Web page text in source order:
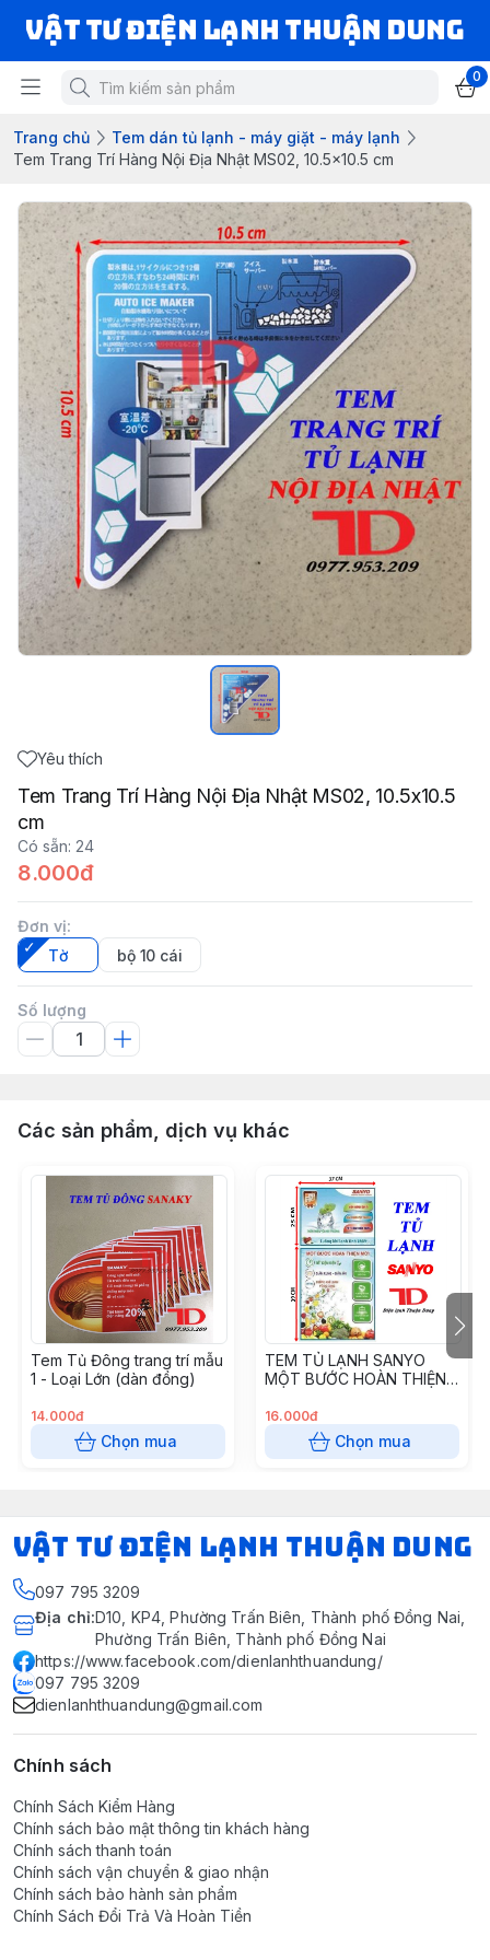
VẬT TƯ ĐIỆN LẠNH THUẬN DUNG
0
Trang chủ
Tem dán tủ lạnh - máy giặt - máy lạnh
Tem Trang Trí Hàng Nội Địa Nhật MS02, 10.5x10.5 cm
Yêu thích
Tem Trang Trí Hàng Nội Địa Nhật MS02, 10.5x10.5
cm
Có sẵn: 24
8.000đ
Đơn vị:
Tờ
bộ 10 cái
Số lượng
Các sản phẩm, dịch vụ khác
Tem Tủ Đông trang trí mẫu
1 - Loại Lớn (dàn đồng)
14.000đ
Chọn mua
TEM TỦ LẠNH SANYO
MỘT BƯỚC HOÀN THIỆN
16.000đ
Chọn mua
VẬT TƯ ĐIỆN LẠNH THUẬN DUNG
097 795 3209
Địa chỉ:D10, KP4, Phường Trấn Biên, Thành phố Đồng Nai,
Phường Trấn Biên, Thành phố Đồng Nai
https://www.facebook.com/dienlanhthuandung/
097 795 3209
dienlanhthuandung@gmail.com
Chính sách
Chính Sách Kiểm Hàng
Chính sách bảo mật thông tin khách hàng
Chính sách thanh toán
Chính sách vận chuyển & giao nhận
Chính sách bảo hành sản phẩm
Chính Sách Đổi Trả Và Hoàn Tiền